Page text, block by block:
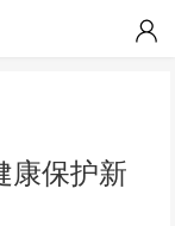
康保护新